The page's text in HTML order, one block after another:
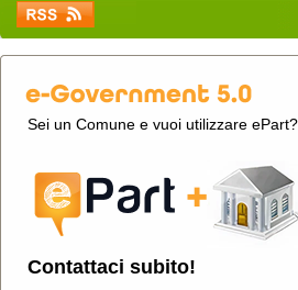
Sei un Comune e vuoi utilizzare ePart?
Contattaci subito!